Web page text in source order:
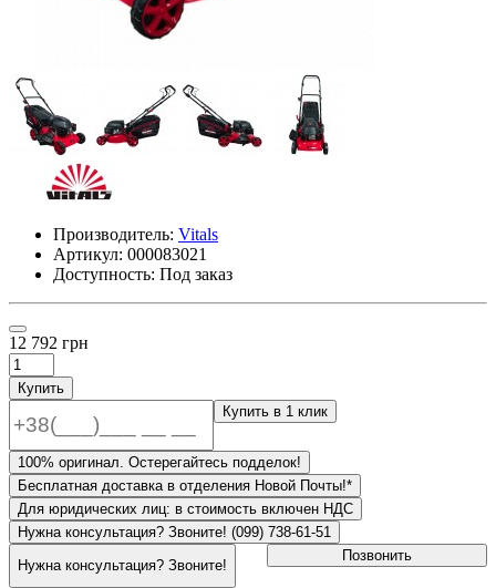
Производитель: Vitals
Артикул: 000083021
Доступность: Под заказ
12 792 грн
Купить
Купить в 1 клик
100% оригинал. Остерегайтесь подделок!
Бесплатная доставка в отделения Новой Почты!*
Для юридических лиц: в стоимость включен НДС
Нужна консультация? Звоните! (099) 738-61-51
Нужна консультация? Звоните!
Позвонить